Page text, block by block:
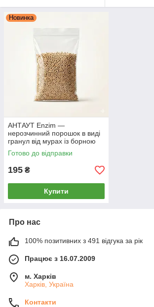
Новинка
АНТАУТ Enzim —
нерозчинний порошок в виді
гранул від мурах із борною
кислотою та харчовою
принадою (100 г)
Готово до відправки
195 ₴
Купити
Про нас
100% позитивних з 491 відгука за рік
Працює з 16.07.2009
м. Харків
Харків, Україна
Контакти